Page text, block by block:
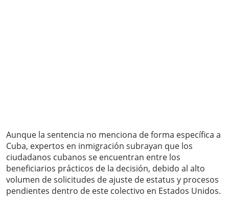
Aunque la sentencia no menciona de forma específica a
Cuba, expertos en inmigración subrayan que los
ciudadanos cubanos se encuentran entre los
beneficiarios prácticos de la decisión, debido al alto
volumen de solicitudes de ajuste de estatus y procesos
pendientes dentro de este colectivo en Estados Unidos.